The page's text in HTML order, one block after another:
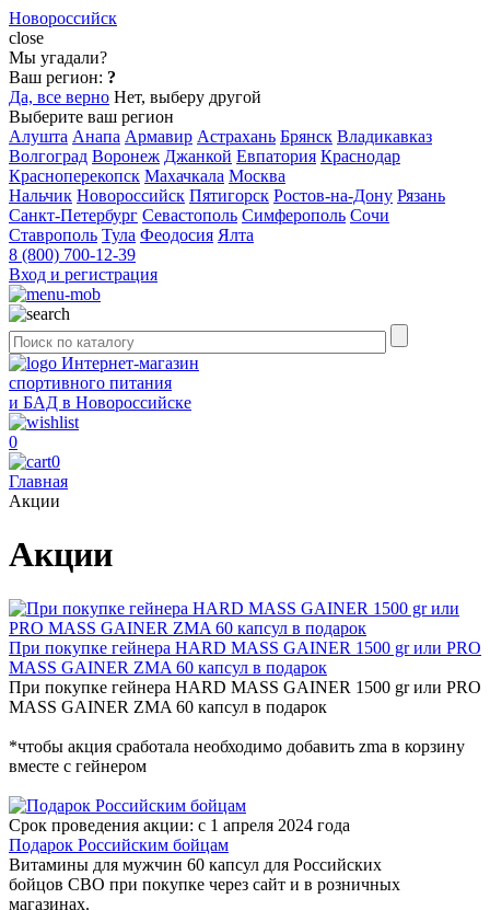
Новороссийск
close
Мы угадали?
Ваш регион: ?
Да, все верно Нет, выберу другой
Выберите ваш регион
Алушта Анапа Армавир Астрахань Брянск Владикавказ
Волгоград Воронеж Джанкой Евпатория Краснодар
Красноперекопск Махачкала Москва
Нальчик Новороссийск Пятигорск Ростов-на-Дону Рязань
Санкт-Петербург Севастополь Симферополь Сочи
Ставрополь Тула Феодосия Ялта
8 (800) 700-12-39
Вход и регистрация
Интернет-магазин
спортивного питания
и БАД в Новороссийске
0
0
Главная
Акции
Акции
При покупке гейнера HARD MASS GAINER 1500 gr или PRO
MASS GAINER ZMA 60 капсул в подарок
При покупке гейнера HARD MASS GAINER 1500 gr или PRO
MASS GAINER ZMA 60 капсул в подарок
*чтобы акция сработала необходимо добавить zma в корзину
вместе с гейнером
Срок проведения акции: c 1 апреля 2024 года
Подарок Российским бойцам
Витамины для мужчин 60 капсул для Российских
бойцов СВО при покупке через сайт и в розничных
магазинах.